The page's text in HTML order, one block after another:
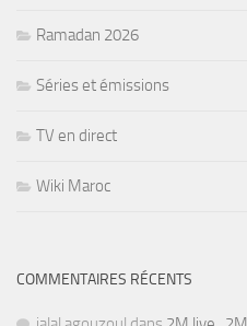
Ramadan 2026
Séries et émissions
TV en direct
Wiki Maroc
COMMENTAIRES RÉCENTS